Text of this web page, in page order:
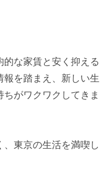
な家賃と安く抑える
を踏まえ、新しい生
がワクワクしてきま
東京の生活を満喫し